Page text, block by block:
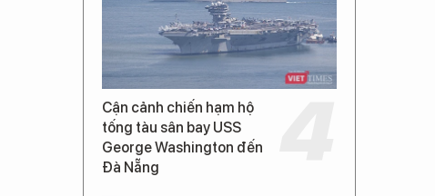
Cận cảnh chiến hạm hộ
tống tàu sân bay USS
George Washington đến
Đà Nẵng